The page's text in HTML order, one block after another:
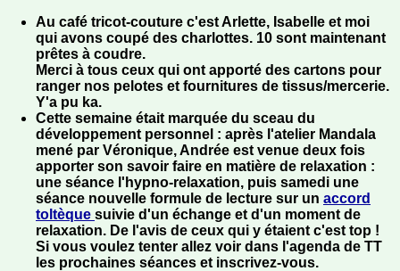
Au café tricot-couture c'est Arlette, Isabelle et moi
qui avons coupé des charlottes. 10 sont maintenant
prêtes à coudre.
Merci à tous ceux qui ont apporté des cartons pour
ranger nos pelotes et fournitures de tissus/mercerie.
Y'a pu ka.
Cette semaine était marquée du sceau du
développement personnel : après l'atelier Mandala
mené par Véronique, Andrée est venue deux fois
apporter son savoir faire en matière de relaxation :
une séance l'hypno-relaxation, puis samedi une
séance nouvelle formule de lecture sur un accord
toltèque suivie d'un échange et d'un moment de
relaxation. De l'avis de ceux qui y étaient c'est top !
Si vous voulez tenter allez voir dans l'agenda de TT
les prochaines séances et inscrivez-vous.